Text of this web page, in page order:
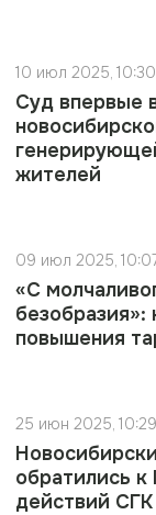
10 июл 2025, 10:30
Суд впервые
жителей
09 июл 2025,
«С
повышения
25 июн 2025, 10:29
обратились к
действий СГК